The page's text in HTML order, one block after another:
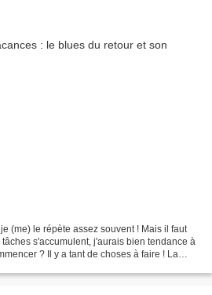
(me) le répète assez souvent ! Mais il faut
s'accumulent, j'aurais bien tendance à
? Il y a tant de choses à faire ! La